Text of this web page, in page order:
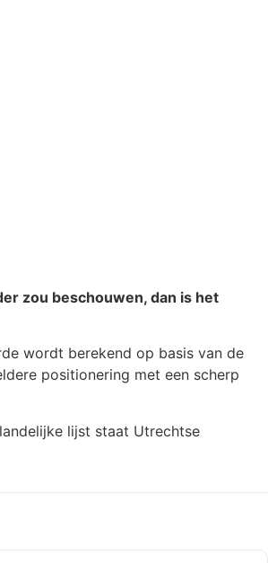
zou beschouwen, dan is het
wordt berekend op basis van de
positionering met een scherp
lijst staat Utrechtse